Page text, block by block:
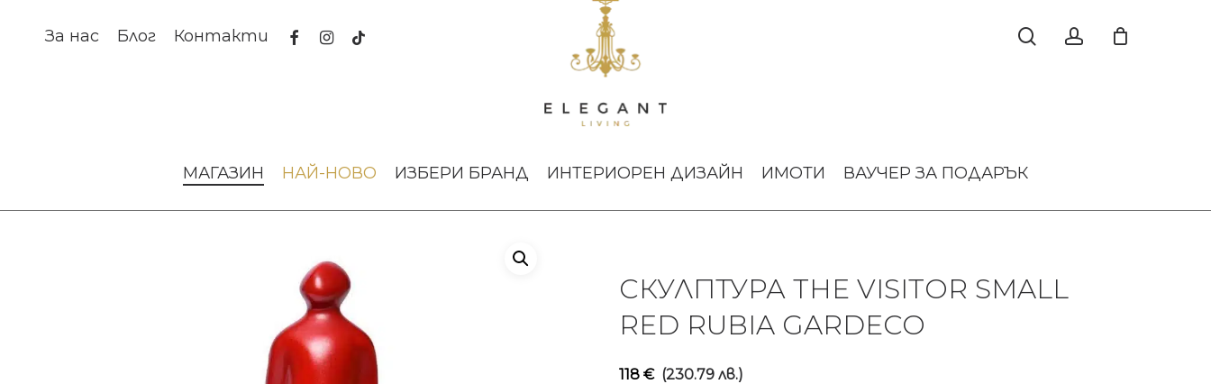
За нас Блог Контакти facebookinstagram
tiktok
МАГАЗИН НАЙ-НОВО ИЗБЕРИ БРАНД ИНТЕРИОРЕН ДИЗАЙН ИМОТИ ВАУЧЕР ЗА ПОДАРЪК
СКУЛПТУРА THE VISITOR SMALL
RED RUBIA GARDECO
118 € (230.79 лв.)